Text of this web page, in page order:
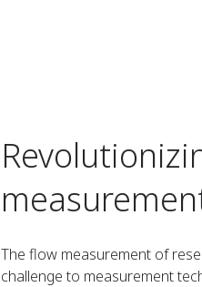
The flow measurement of
challenge to measurement